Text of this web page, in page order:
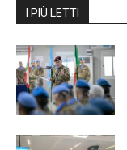
I PIÙ LETTI